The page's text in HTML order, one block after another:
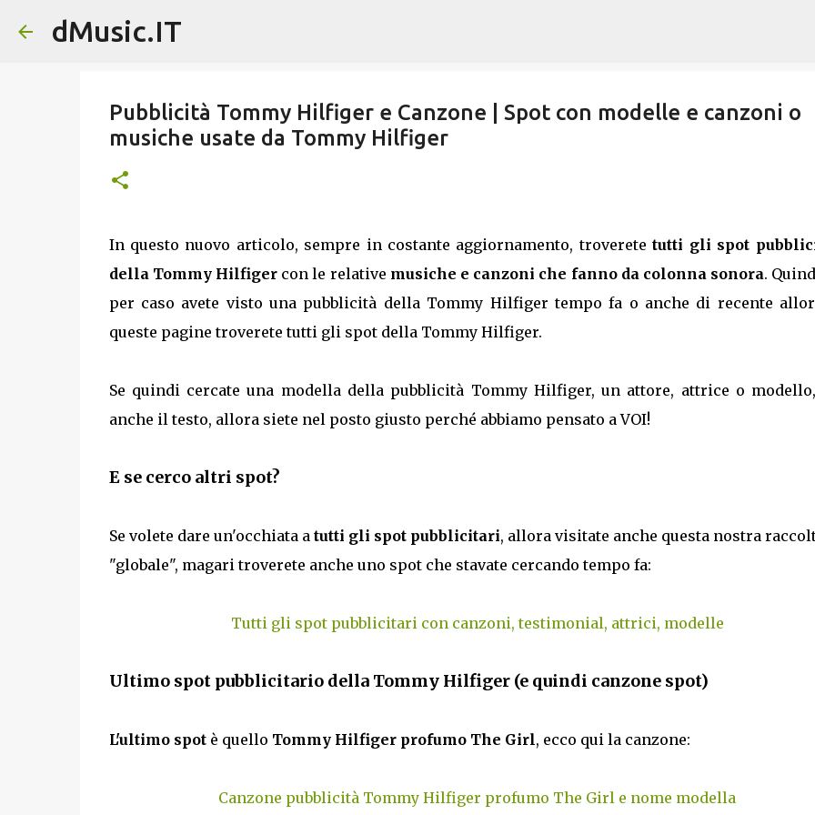
dMusic.IT
Pubblicità Tommy Hilfiger e Canzone | Spot con modelle e canzoni o
musiche usate da Tommy Hilfiger
In questo nuovo articolo, sempre in costante aggiornamento, troveretetutti gli spot
della Tommy Hilfigercon le relative musiche e canzoni che fanno da colonna sonora.
per caso avete visto una pubblicità della Tommy Hilfiger tempo fa o anche di recente
queste pagine troverete tutti gli spot della Tommy Hilfiger.
Se quindi cercate una modella della pubblicità Tommy Hilfiger, un attore, attrice o
anche il testo, allora siete nel posto giusto perché abbiamo pensato a VOI!
E se cerco altri spot?
Se volete dare un'occhiata a tutti gli spot pubblicitari, allora visitate anche questa nostra
"globale", magari troverete anche uno spot che stavate cercando tempo fa:
Tutti gli spot pubblicitari con canzoni, testimonial, attrici, modelle
Ultimo spot pubblicitario della Tommy Hilfiger (e quindi canzone spot)
L'ultimo spot è quello Tommy Hilfiger profumo The Girl, ecco qui la canzone:
Canzone pubblicità Tommy Hilfiger profumo The Girl e nome modella